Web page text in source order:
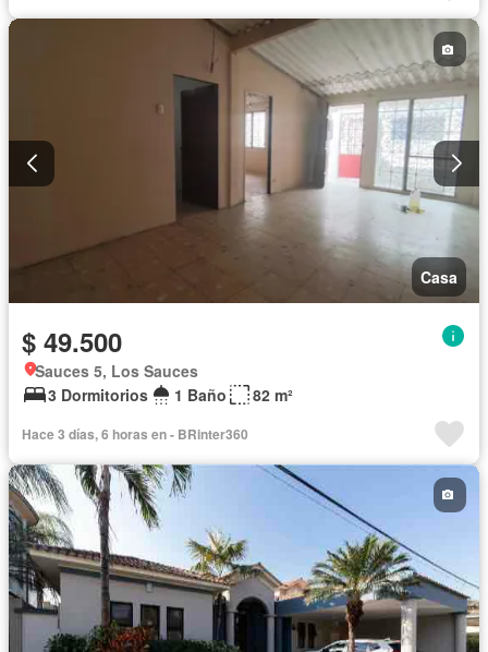
Casa
$ 49.500
Sauces 5, Los Sauces
3 Dormitorios
1 Baño 82 m²
Hace 3 días, 6 horas en - BRinter360